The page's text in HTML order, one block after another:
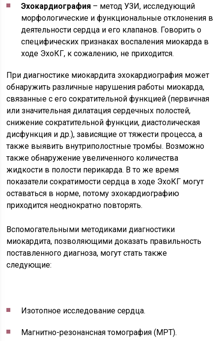
Эхокардиография – метод УЗИ, исследующий
морфологические и функциональные отклонения в
деятельности сердца и его клапанов. Говорить о
специфических признаках воспаления миокарда в
ходе ЭхоКГ, к сожалению, не приходится.
При диагностике миокардита эхокардиография может
обнаружить различные нарушения работы миокарда,
связанные с его сократительной функцией (первичная
или значительная дилатация сердечных полостей,
снижение сократительной функции, диастолическая
дисфункция и др.), зависящие от тяжести процесса, а
также выявить внутриполостные тромбы. Возможно
также обнаружение увеличенного количества
жидкости в полости перикарда. В то же время
показатели сократимости сердца в ходе ЭхоКГ могут
оставаться в норме, потому эхокардиографию
приходится неоднократно повторять.
Вспомогательными методиками диагностики
миокардита, позволяющими доказать правильность
поставленного диагноза, могут стать также
следующие:
Изотопное исследование сердца.
Магнитно-резонансная томография (МРТ).